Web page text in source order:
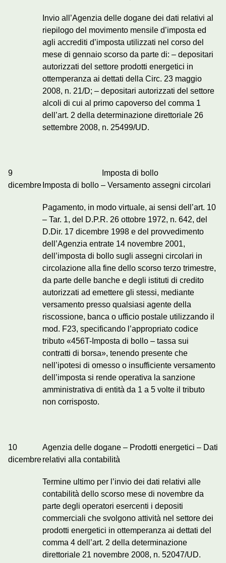
Invio all’Agenzia delle dogane dei dati relativi al
riepilogo del movimento mensile d’imposta ed
agli accrediti d’imposta utilizzati nel corso del
mese di gennaio scorso da parte di: – depositari
autorizzati del settore prodotti energetici in
ottemperanza ai dettati della Circ. 23 maggio
2008, n. 21/D; – depositari autorizzati del settore
alcoli di cui al primo capoverso del comma 1
dell’art. 2 della determinazione direttoriale 26
settembre 2008, n. 25499/UD.
9
dicembre
Imposta di bollo
Imposta di bollo – Versamento assegni circolari
Pagamento, in modo virtuale, ai sensi dell’art. 10
– Tar. 1, del D.P.R. 26 ottobre 1972, n. 642, del
D.Dir. 17 dicembre 1998 e del provvedimento
dell’Agenzia entrate 14 novembre 2001,
dell’imposta di bollo sugli assegni circolari in
circolazione alla fine dello scorso terzo trimestre,
da parte delle banche e degli istituti di credito
autorizzati ad emettere gli stessi, mediante
versamento presso qualsiasi agente della
riscossione, banca o ufficio postale utilizzando il
mod. F23, specificando l’appropriato codice
tributo «456T-Imposta di bollo – tassa sui
contratti di borsa», tenendo presente che
nell’ipotesi di omesso o insufficiente versamento
dell’imposta si rende operativa la sanzione
amministrativa di entità da 1 a 5 volte il tributo
non corrisposto.
10
dicembre
Agenzia delle dogane – Prodotti energetici – Dati
relativi alla contabilità
Termine ultimo per l’invio dei dati relativi alle
contabilità dello scorso mese di novembre da
parte degli operatori esercenti i depositi
commerciali che svolgono attività nel settore dei
prodotti energetici in ottemperanza ai dettati del
comma 4 dell’art. 2 della determinazione
direttoriale 21 novembre 2008, n. 52047/UD.